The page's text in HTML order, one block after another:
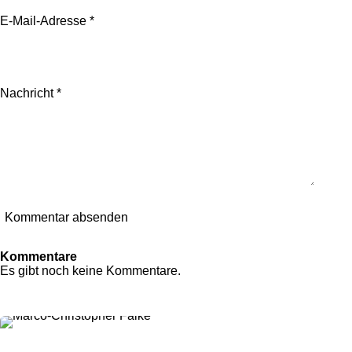
E-Mail-Adresse *
Nachricht *
Kommentar absenden
Kommentare
Es gibt noch keine Kommentare.